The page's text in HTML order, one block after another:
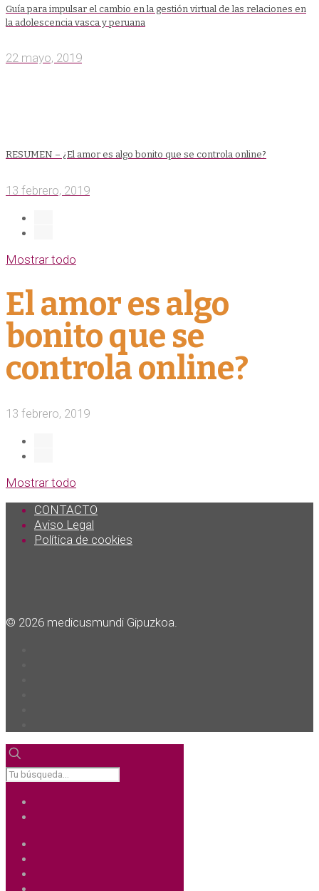
Guía para impulsar el cambio en la gestión virtual de las relaciones en
la adolescencia vasca y peruana
22 mayo, 2019
RESUMEN – ¿El amor es algo bonito que se controla online?
13 febrero, 2019
Mostrar todo
El amor es algo
bonito que se
controla online?
13 febrero, 2019
Mostrar todo
CONTACTO
Aviso Legal
Política de cookies
© 2026 medicusmundi Gipuzkoa.